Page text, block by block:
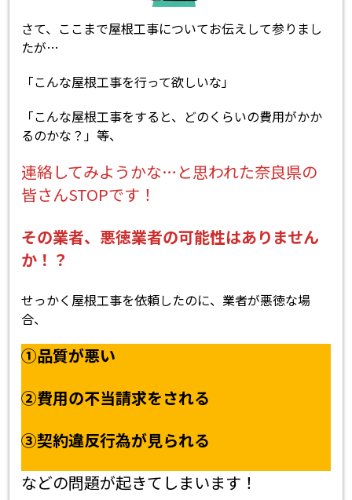
さて、ここまで屋根工事についてお伝えして参りまし
たが…
「こんな屋根工事を行って欲しいな」
「こんな屋根工事をすると、どのくらいの費用がかか
るのかな？」等、
連絡してみようかな…と思われた奈良県の
皆さんSTOPです！
その業者、悪徳業者の可能性はありません
か！？
せっかく屋根工事を依頼したのに、業者が悪徳な場
合、
①品質が悪い
②費用の不当請求をされる
③契約違反行為が見られる
などの問題が起きてしまいます！